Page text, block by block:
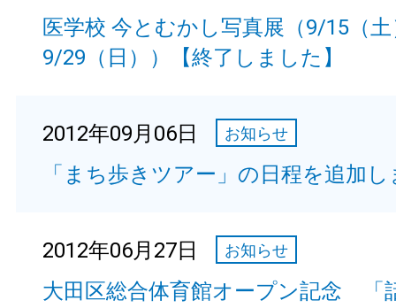
医学校 今とむかし写真展（9/15（
9/29（日））【終了しました】
2012年09月06日 お知らせ
「まち歩きツアー」の日程を追加
2012年06月27日 お知らせ
大田区総合体育館オープン記念 「